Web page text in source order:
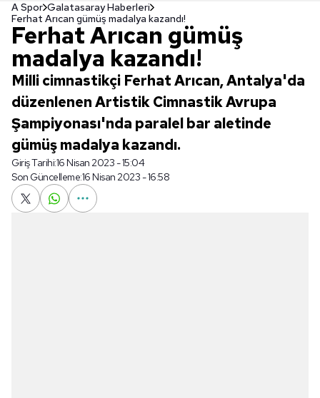
A Spor Galatasaray Haberleri
Ferhat Arıcan gümüş madalya kazandı!
Ferhat Arıcan gümüş
madalya kazandı!
Milli cimnastikçi Ferhat Arıcan, Antalya'da
düzenlenen Artistik Cimnastik Avrupa
Şampiyonası'nda paralel bar aletinde
gümüş madalya kazandı.
Giriş Tarihi:16 Nisan 2023 - 15:04
Son Güncelleme:16 Nisan 2023 - 16:58